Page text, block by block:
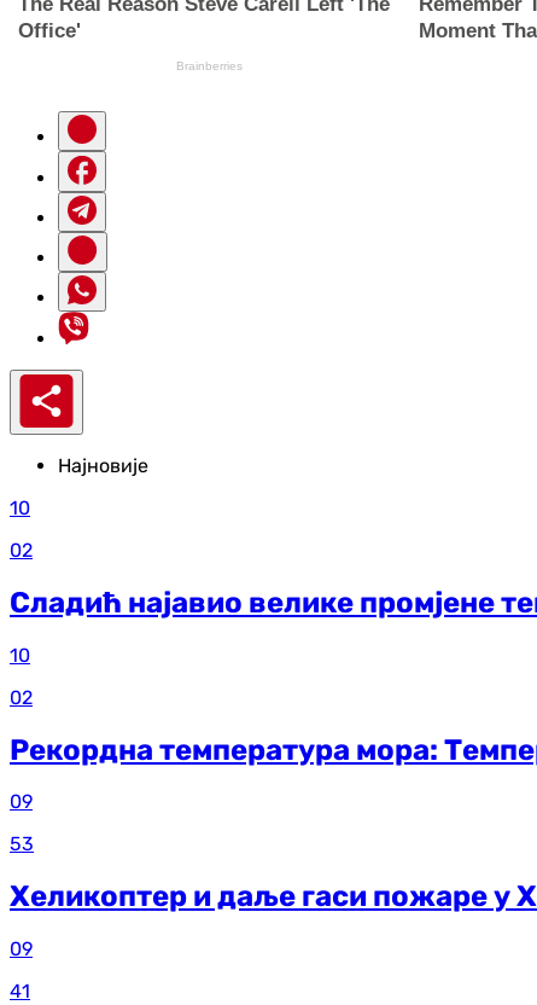
Најновије
10
02
Сладић најавио велике промјене
10
02
Рекордна температура мора:
09
53
Хеликоптер и даље гаси пожаре у
09
41